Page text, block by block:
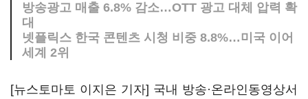
방송광고 매출 6.8% 감소…OTT 광고 대체 압력 확
대
넷플릭스 한국 콘텐츠 시청 비중 8.8%…미국 이어
세계 2위
[뉴스토마토 이지은 기자] 국내 방송·온라인동영상서